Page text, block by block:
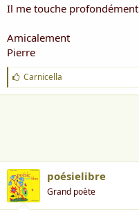
Il me touche profondément
Amicalement
Pierre
J
'
a
Carnicella
poésielibre
Grand poète